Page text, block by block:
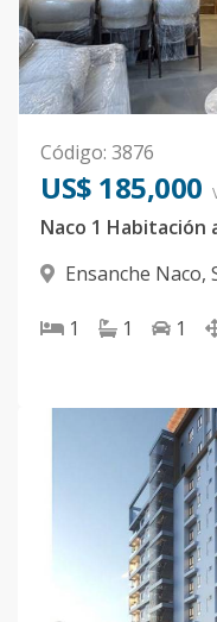
Código: 3876
US$ 185,000
Naco 1 Habitación
Ensanche Naco,
1 1 1